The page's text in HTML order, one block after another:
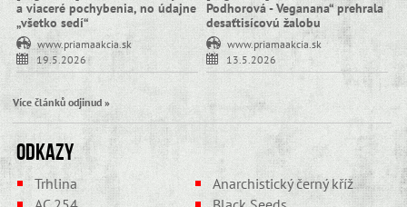
a viaceré pochybenia, no údajne
„všetko sedí“
www.priamaakcia.sk
19.5.2026
Podhorová - Veganana“ prehrala
desaťtisícovú žalobu
www.priamaakcia.sk
13.5.2026
Více článků odjinud »
Odkazy
Trhlina
Anarchistický černý kříž